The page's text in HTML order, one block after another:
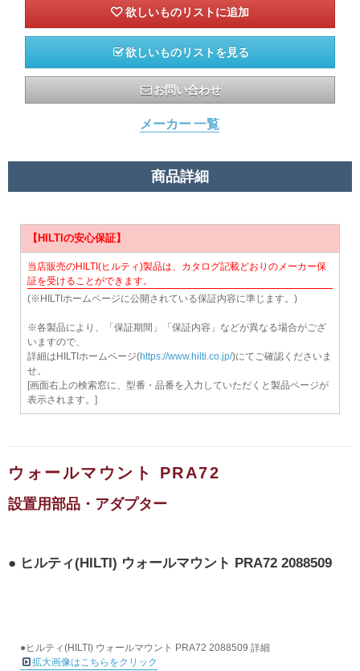
欲しいものリストを見る
お問い合わせ
メーカー 一覧
商品詳細
【HILTIの安心保証】
当店販売のHILTI(ヒルティ)製品は、カタログ記載どおりのメーカー保
証を受けることができます。
(※HILTIホームページに公開されている保証内容に準じます。)
※各製品により、「保証期間」「保証内容」などが異なる場合がござ
いますので、
詳細はHILTIホームページ(https://www.hilti.co.jp/)にてご確認くださいま
せ。
[画面右上の検索窓に、型番・品番を入力していただくと製品ページが
表示されます。]
ウォールマウント PRA72
設置用部品・アダプター
ヒルティ(HILTI) ウォールマウント PRA72 2088509
●ヒルティ(HILTI) ウォールマウント PRA72 2088509 詳細
拡大画像はこちらをクリック